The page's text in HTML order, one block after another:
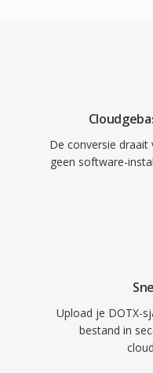
De conversie
geen software-
Upload je DOTX-
bestand in